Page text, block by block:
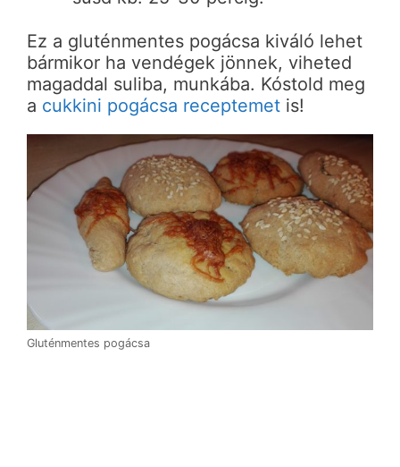
Ez a gluténmentes pogácsa kiváló lehet
bármikor ha vendégek jönnek, viheted
magaddal suliba, munkába. Kóstold meg
a cukkini pogácsa receptemet is!
Gluténmentes pogácsa